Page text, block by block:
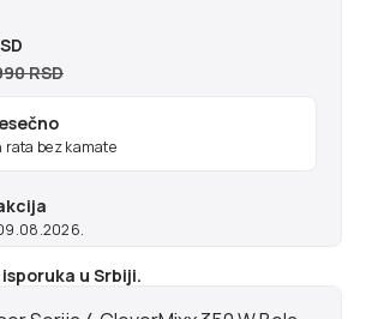
RSD
rata bez kamate
u Srbiji.